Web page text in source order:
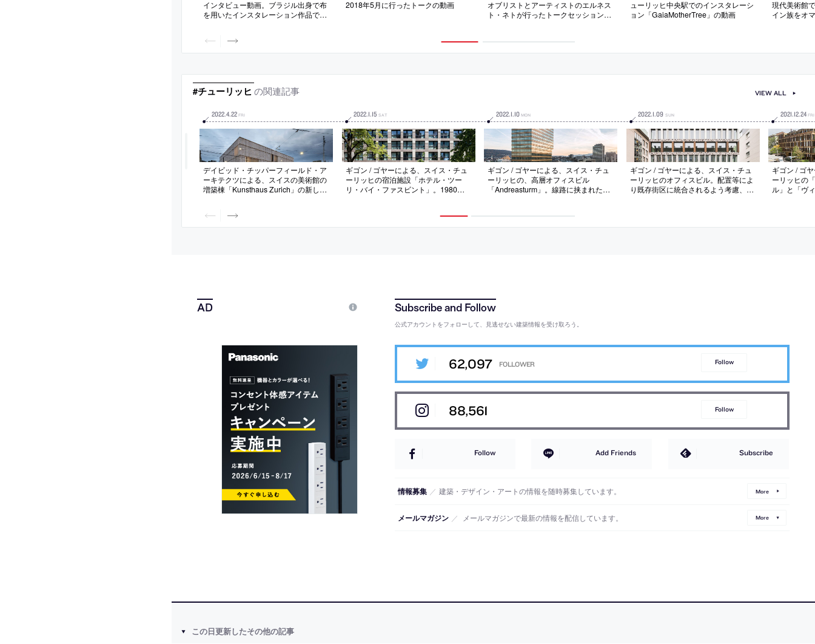
インタビュー動画。ブラジル出身で布
を用いたインスタレーション作品で世
2018年5月に行ったトークの動画
オブリストとアーティストのエルネス
ト・ネトが行ったトークセッションの
ューリッヒ中央駅でのインスタレーシ
ョン「GaiaMotherTree」の動画
現代美術館
イン族をオ
#チューリッヒ の関連記事
2022.4.22 FRI
デイビッド・チッパーフィールド・ア
ーキテクツによる、スイスの美術館の
増築棟「Kunsthaus Zurich」の新しい
照して伝統と革新を融合させた外観を
設計、内部では“house of rooms”をテ
2022.1.15 SAT
ギゴン / ゴヤーによる、スイス・チュ
ーリッヒの宿泊施設「ホテル・ツー
リ・バイ・ファスビント」。1980年
な素材“クリンカーレンガ”を使用、内
部空間でも使用者の体験を重視した採
2022.1.10 MON
ギゴン / ゴヤーによる、スイス・チュ
ーリッヒの、高層オフィスビル
「Andreasturm」。線路に挟まれた三
に分けられた外観デザインにより、見
る角度や天候や光の加減により異なる
2022.1.09 SUN
ギゴン / ゴヤーによる、スイス・チュ
ーリッヒのオフィスビル。配置等によ
り既存街区に統合されるよう考慮、階
の公共的なフロアを明示
2021.12.24 FRI
ギゴン / ゴ
ーリッヒの
ル」と「ヴ
ァサードを
VIEW ALL
公式アカウントをフォローして、見逃せない建築情報を受け取ろう。
62,097 Follow
88,561 Follow
Follow Add Friends Subscribe
情報募集 ／ 建築・デザイン・アートの情報を随時募集しています。 More
メールマガジン ／ メールマガジンで最新の情報を配信しています。 More
この日更新したその他の記事